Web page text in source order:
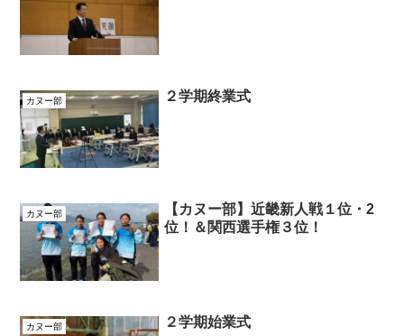
カヌー部 ２学期終業式
カヌー部
【カヌー部】近畿新人戦１位・2
位！＆関西選手権３位！
カヌー部 ２学期始業式